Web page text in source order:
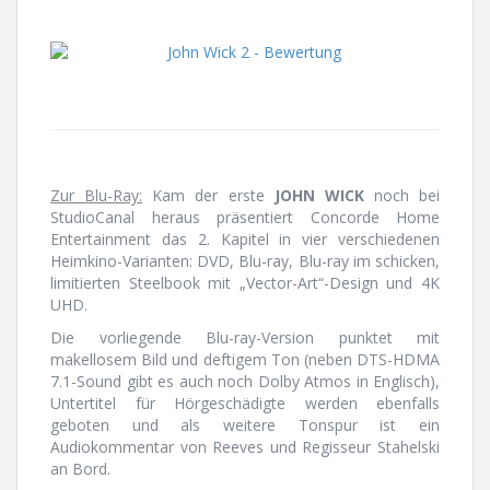
Zur Blu-Ray: Kam der erste JOHN WICKnoch bei
StudioCanal heraus präsentiert Concorde Home
Entertainment das 2. Kapitel in vier verschiedenen
Heimkino-Varianten: DVD, Blu-ray, Blu-ray im schicken,
limitierten Steelbook mit „Vector-Art“-Design und 4K
UHD.
Die vorliegende Blu-ray-Version punktet mit
makellosem Bild und deftigem Ton (neben DTS-HDMA
7.1-Sound gibt es auch noch Dolby Atmos in Englisch),
Untertitel für Hörgeschädigte werden ebenfalls
geboten und als weitere Tonspur ist ein
Audiokommentar von Reeves und Regisseur Stahelski
an Bord.